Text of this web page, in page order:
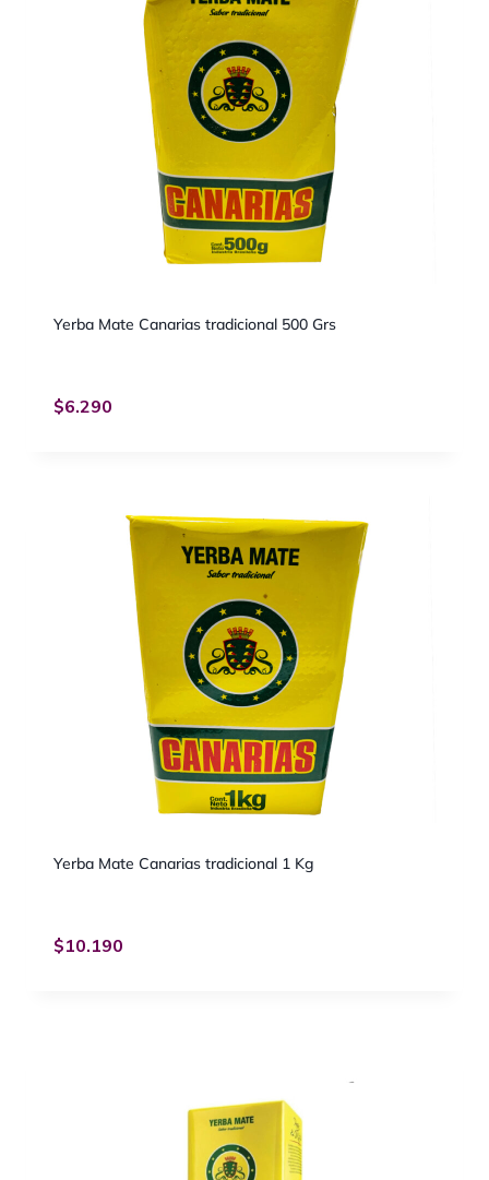
Yerba Mate Canarias tradicional 500 Grs
$6.290
Yerba Mate Canarias tradicional 1 Kg
$10.190